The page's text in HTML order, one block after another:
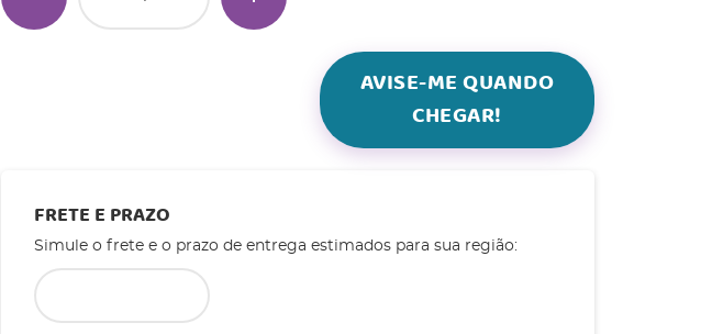
AVISE-ME QUANDO
CHEGAR!
FRETE E PRAZO
Simule o frete e o prazo de entrega estimados para sua região: